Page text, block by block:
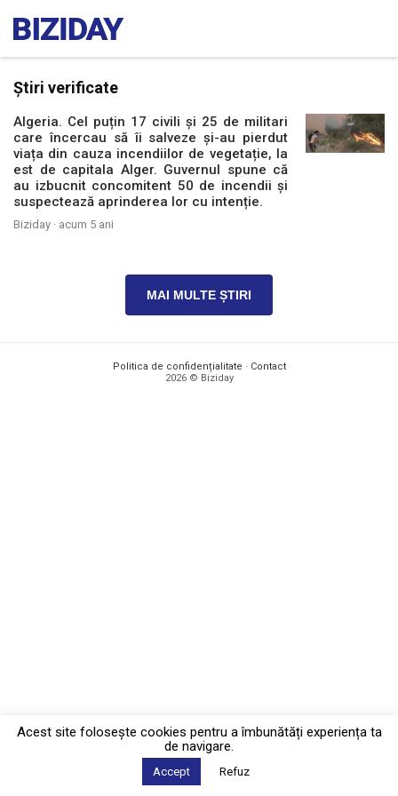
Știri verificate
Algeria. Cel puțin 17 civili și 25 de militari
care încercau să îi salveze și-au pierdut
viața din cauza incendiilor de vegetație, la
est de capitala Alger. Guvernul spune că
au izbucnit concomitent 50 de incendii și
suspectează aprinderea lor cu intenție.
Biziday · acum 5 ani
MAI MULTE ȘTIRI
Politica de confidențialitate · Contact
2026 © Biziday
Acest site foloseşte cookies pentru a îmbunătăți experiența ta
de navigare.
Accept Refuz